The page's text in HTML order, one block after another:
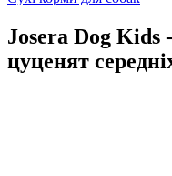
Josera Dog Kids
цуценят